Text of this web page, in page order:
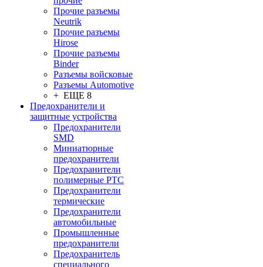
Прочие разъемы
Neutrik
Прочие разъемы
Hirose
Прочие разъемы
Binder
Разъемы войсковые
Разъeмы Automotive
+ ЕЩЕ 8
Предохранители и
защитные устройства
Предохранители
SMD
Миниатюрные
предохранители
Предохранители
полимерные PTC
Предохранители
термические
Предохранители
автомобильные
Промышленные
предохранители
Предохранитель
специального